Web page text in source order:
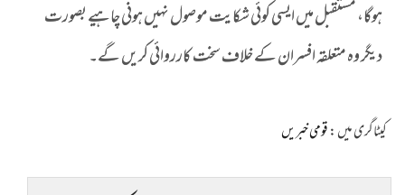
ہوگا، مستقبل میں ایسی کوئی شکایت موصول نہیں ہونی چاہیے بصورت
دیگر وہ متعلقہ افسران کے خلاف سخت کارروائی کریں گے۔
کیٹاگری میں :قومی خبریں